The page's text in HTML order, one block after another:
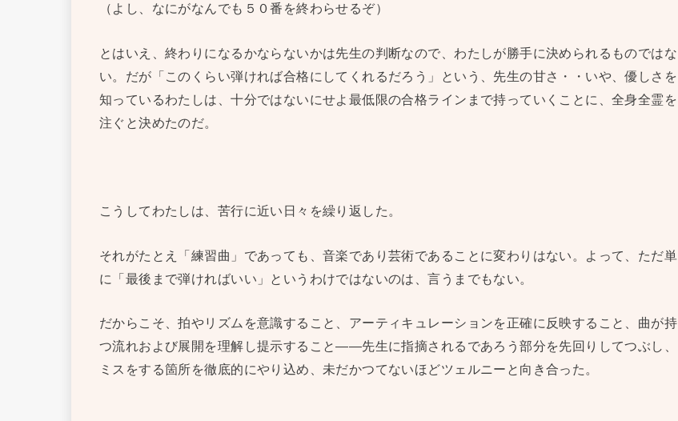
（よし、なにがなんでも５０番を終わらせるぞ）
とはいえ、終わりになるかならないかは先生の判断なので、わたしが勝手に決められるものではな
い。だが「このくらい弾ければ合格にしてくれるだろう」という、先生の甘さ・・いや、優しさを
知っているわたしは、十分ではないにせよ最低限の合格ラインまで持っていくことに、全身全霊を
注ぐと決めたのだ。
こうしてわたしは、苦行に近い日々を繰り返した。
それがたとえ「練習曲」であっても、音楽であり芸術であることに変わりはない。よって、ただ単
に「最後まで弾ければいい」というわけではないのは、言うまでもない。
だからこそ、拍やリズムを意識すること、アーティキュレーションを正確に反映すること、曲が持
つ流れおよび展開を理解し提示すること——先生に指摘されるであろう部分を先回りしてつぶし、
ミスをする箇所を徹底的にやり込め、未だかつてないほどツェルニーと向き合った。